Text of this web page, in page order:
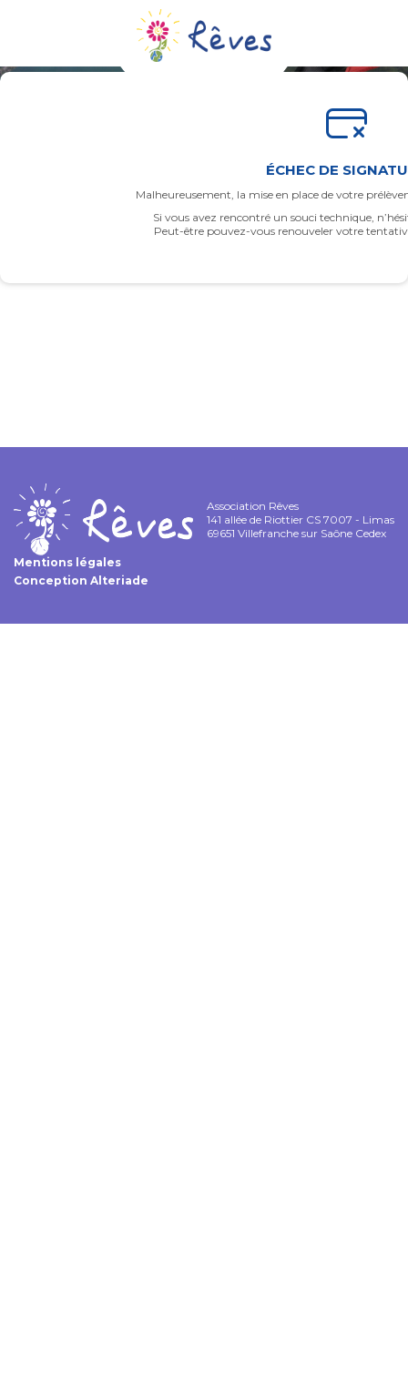
ÉCHEC DE
Malheureusement, la mise en place de votre
Si vous avez rencontré un souci technique,
Peut-être pouvez-vous renouveler votre
Association Rêves
141 allée de Riottier CS 7007 - Limas
69651 Villefranche sur Saône Cedex
Mentions légales
Conception Alteriade